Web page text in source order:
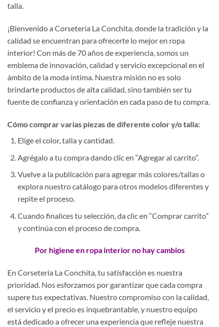
talla.
¡Bienvenido a Corsetería La Conchita, donde la tradición y la
calidad se encuentran para ofrecerte lo mejor en ropa
interior! Con más de 70 años de experiencia, somos un
emblema de innovación, calidad y servicio excepcional en el
ámbito de la moda íntima. Nuestra misión no es solo
brindarte productos de alta calidad, sino también ser tu
fuente de confianza y orientación en cada paso de tu compra.
Cómo comprar varias piezas de diferente color y/o talla:
Elige el color, talla y cantidad.
Agrégalo a tu compra dando clic en “Agregar al carrito”.
Vuelve a la publicación para agregar más colores/tallas o
explora nuestro catálogo para otros modelos diferentes y
repite el proceso.
Cuando finalices tu selección, da clic en “Comprar carrito”
y continúa con el proceso de compra.
Por higiene en ropa interior no hay cambios
En Corsetería La Conchita, tu satisfacción es nuestra
prioridad. Nos esforzamos por garantizar que cada compra
supere tus expectativas. Nuestro compromiso con la calidad,
el servicio y el precio es inquebrantable, y nuestro equipo
está dedicado a ofrecer una experiencia que refleje nuestra